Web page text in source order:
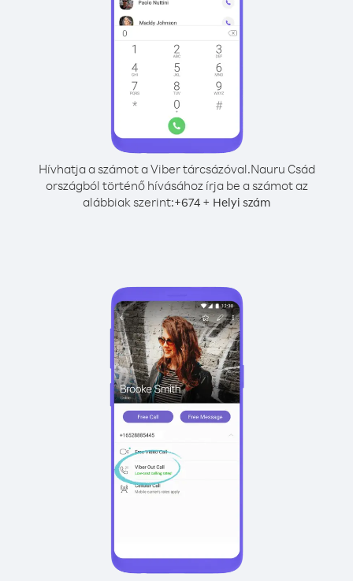
Hívhatja a számot a Viber tárcsázóval.Nauru Csád
országból történő hívásához írja be a számot az
alábbiak szerint:+674 + Helyi szám